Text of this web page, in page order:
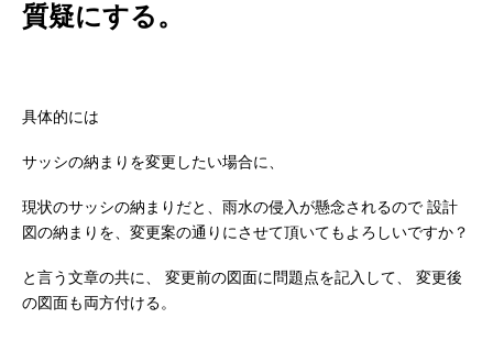
質疑にする。
具体的には
サッシの納まりを変更したい場合に、
現状のサッシの納まりだと、雨水の侵入が懸念されるので 設計
図の納まりを、変更案の通りにさせて頂いてもよろしいですか？
と言う文章の共に、 変更前の図面に問題点を記入して、
変更後
の図面も両方付ける。